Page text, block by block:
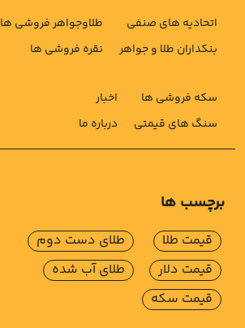
اتحادیه های صنفی
بنکداران طلا و جواهر
طلاوجواهر فروشی ها
نقره فروشی ها
سکه فروشی ها
سنگ های قیمتی
اخبار
درباره ما
برچسب ها
قیمت طلا
قیمت دلار
قیمت سکه
طلای دست دوم
طلای آب شده